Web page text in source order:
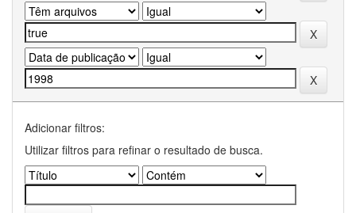
Adicionar filtros:
Utilizar filtros para refinar o resultado de busca.